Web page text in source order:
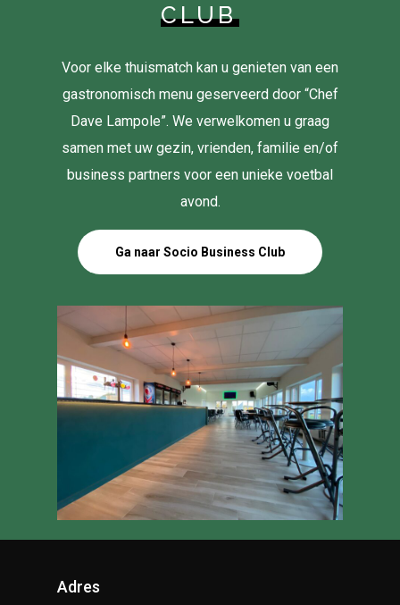
CLUB
Voor elke thuismatch kan u genieten van een
gastronomisch menu geserveerd door “Chef
Dave Lampole”. We verwelkomen u graag
samen met uw gezin, vrienden, familie en/of
business partners voor een unieke voetbal
avond.
Ga naar Socio Business Club
Adres